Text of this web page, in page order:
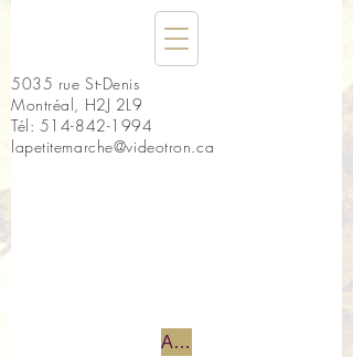
5035 rue St-Denis
Montréal, H2J 2L9
Tél: 514-842-1994
lapetitemarche@videotron.ca
Accueil